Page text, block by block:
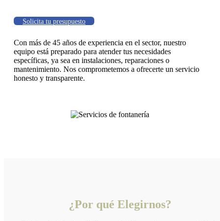
Solicita tu presupuesto
Con más de 45 años de experiencia en el sector, nuestro
equipo está preparado para atender tus necesidades
específicas, ya sea en instalaciones, reparaciones o
mantenimiento. Nos comprometemos a ofrecerte un servicio
honesto y transparente.
¿Por qué Elegirnos?